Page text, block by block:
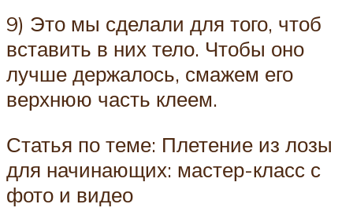
9) Это мы сделали для того, чтоб
вставить в них тело. Чтобы оно
лучше держалось, смажем его
верхнюю часть клеем.
Статья по теме: Плетение из лозы
для начинающих: мастер-класс с
фото и видео